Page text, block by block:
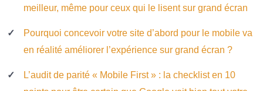
meilleur, même pour ceux qui le lisent sur grand écran
Pourquoi concevoir votre site d’abord pour le mobile va
en réalité améliorer l’expérience sur grand écran ?
L’audit de parité « Mobile First » : la checklist en 10